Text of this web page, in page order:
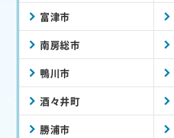
富津市
南房総市
鴨川市
酒々井町
勝浦市